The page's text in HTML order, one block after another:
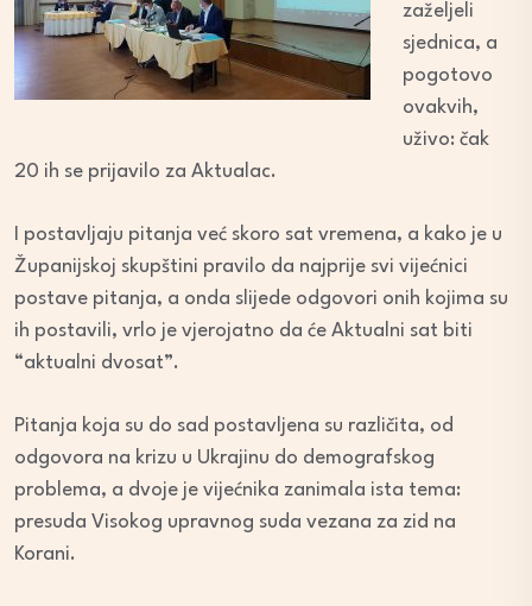
zaželjeli
sjednica, a
pogotovo
ovakvih,
uživo: čak
20 ih se prijavilo za Aktualac.
I postavljaju pitanja već skoro sat vremena, a kako je u
Županijskoj skupštini pravilo da najprije svi vijećnici
postave pitanja, a onda slijede odgovori onih kojima su
ih postavili, vrlo je vjerojatno da će Aktualni sat biti
“aktualni dvosat”.
Pitanja koja su do sad postavljena su različita, od
odgovora na krizu u Ukrajinu do demografskog
problema, a dvoje je vijećnika zanimala ista tema:
presuda Visokog upravnog suda vezana za zid na
Korani.